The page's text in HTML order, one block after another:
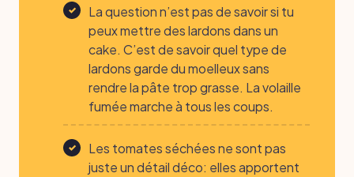
La question n’est pas de savoir si tu
peux mettre des lardons dans un
cake. C’est de savoir quel type de
lardons garde du moelleux sans
rendre la pâte trop grasse. La volaille
fumée marche à tous les coups.
Les tomates séchées ne sont pas
juste un détail déco: elles apportent